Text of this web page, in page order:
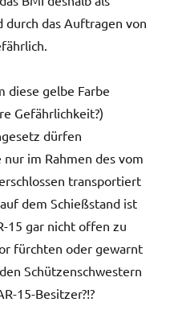
das Auftragen von
diese gelbe Farbe
Gefährlichkeit?)
dürfen
im Rahmen des vom
transportiert
dem Schießstand ist
15 gar nicht offen zu
fürchten oder gewarnt
Schützenschwestern
15-Besitzer?!?